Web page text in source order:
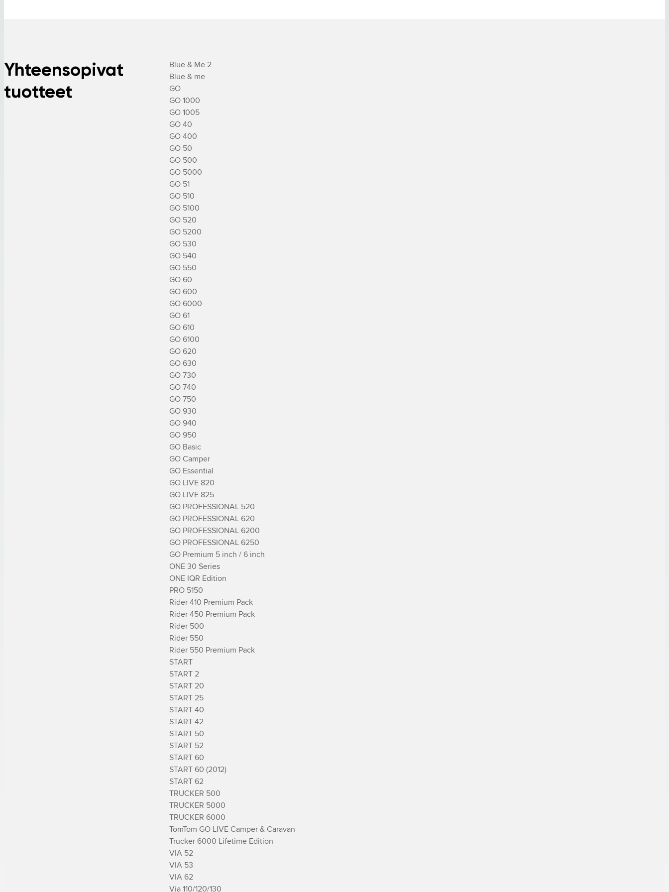
Yhteensopivat
tuotteet
Blue & Me 2
Blue & me
GO
GO 1000
GO 1005
GO 40
GO 400
GO 50
GO 500
GO 5000
GO 51
GO 510
GO 5100
GO 520
GO 5200
GO 530
GO 540
GO 550
GO 60
GO 600
GO 6000
GO 61
GO 610
GO 6100
GO 620
GO 630
GO 730
GO 740
GO 750
GO 930
GO 940
GO 950
GO Basic
GO Camper
GO Essential
GO LIVE 820
GO LIVE 825
GO PROFESSIONAL 520
GO PROFESSIONAL 620
GO PROFESSIONAL 6200
GO PROFESSIONAL 6250
GO Premium 5 inch / 6 inch
ONE 30 Series
ONE IQR Edition
PRO 5150
Rider 410 Premium Pack
Rider 450 Premium Pack
Rider 500
Rider 550
Rider 550 Premium Pack
START
START 2
START 20
START 25
START 40
START 42
START 50
START 52
START 60
START 60 (2012)
START 62
TRUCKER 500
TRUCKER 5000
TRUCKER 6000
TomTom GO LIVE Camper & Caravan
Trucker 6000 Lifetime Edition
VIA 52
VIA 53
VIA 62
Via 110/120/130